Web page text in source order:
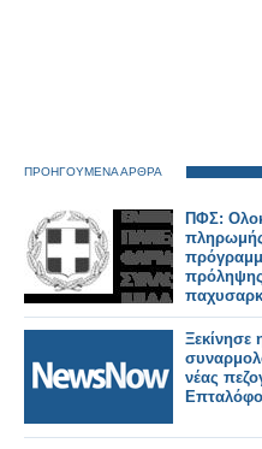
ΠΡΟΗΓΟΥΜΕΝΑ ΑΡΘΡΑ
ΠΦΣ:
Ξεκίνησε
νέας